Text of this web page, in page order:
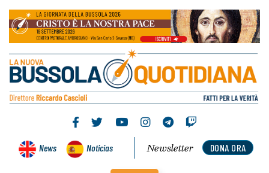
News Noticias DONA ORA
Newsletter